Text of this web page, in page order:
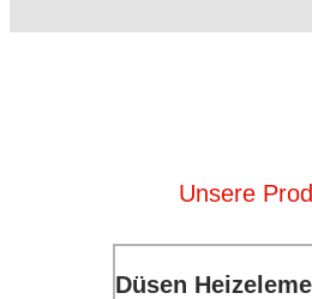
Unsere
Düsen